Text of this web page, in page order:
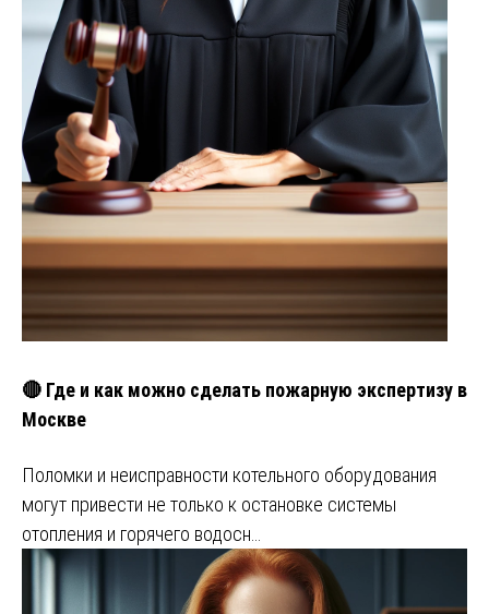
🔴 Где и как можно сделать пожарную экспертизу в
Москве
Поломки и неисправности котельного оборудования
могут привести не только к остановке системы
отопления и горячего водосн…